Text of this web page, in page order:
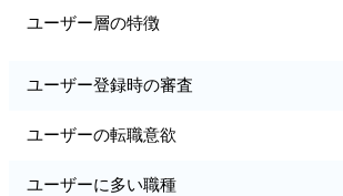
ユーザー層の特徴
ユーザー登録時の審査
ユーザーの転職意欲
ユーザーに多い職種